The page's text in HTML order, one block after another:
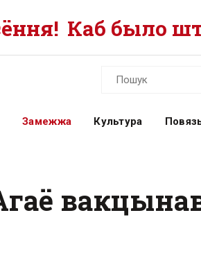
Каб было
Замежжа Культура